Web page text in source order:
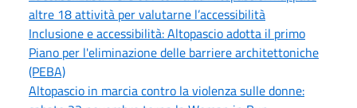
altre 18 attività per valutarne l’accessibilità
Inclusione e accessibilità: Altopascio adotta il primo
Piano per l'eliminazione delle barriere architettoniche
(PEBA)
Altopascio in marcia contro la violenza sulle donne: